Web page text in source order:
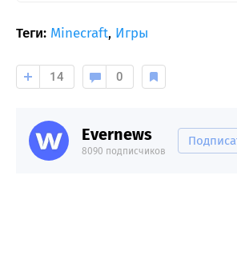
Теги: Minecraft, Игры
14 0
Evernews
8090 подписчиков